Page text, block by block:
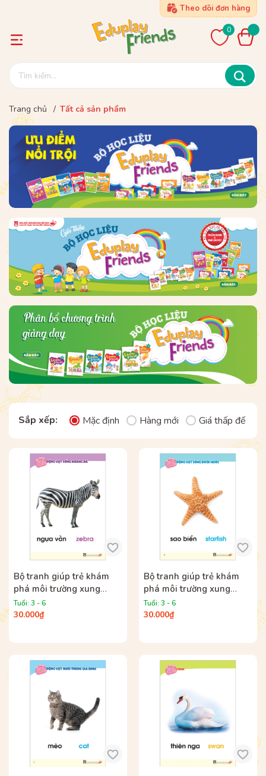
Theo dõi đơn hàng
0
Trang chủ / Tất cả sản phẩm
Sắp xếp: Mặc định Hàng mới Giá thấp đến
Bộ tranh giúp trẻ khám
phá môi trường xung
quanh – Động vật sống
hoang dã (song ngữ Việt
Tuổi: 3 - 6
30.000₫
Bộ tranh giúp trẻ khám
phá môi trường xung
quanh – Động vật sống
dưới nước (song ngữ Việt
Tuổi: 3 - 6
30.000₫